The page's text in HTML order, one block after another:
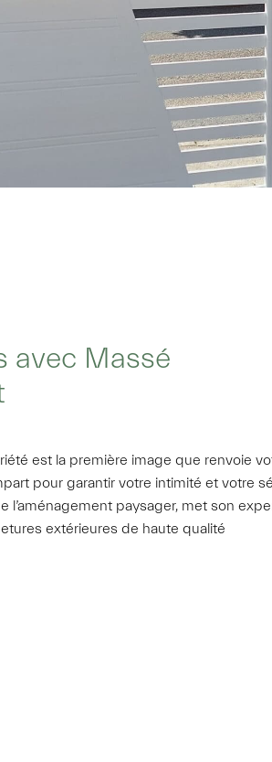
avec Massé
est la première image que renvoie
pour garantir votre intimité et votre
l’aménagement paysager, met son
extérieures de haute qualité